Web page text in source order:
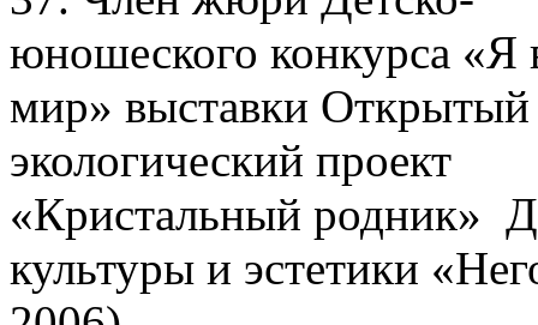
юношеского конкурса «Я
мир» выставки Открытый
экологический проект
«Кристальный родник»
культуры и эстетики